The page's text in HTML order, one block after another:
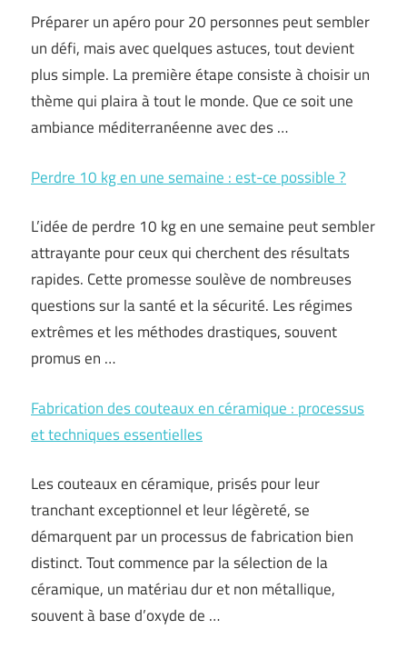
Préparer un apéro pour 20 personnes peut sembler
un défi, mais avec quelques astuces, tout devient
plus simple. La première étape consiste à choisir un
thème qui plaira à tout le monde. Que ce soit une
ambiance méditerranéenne avec des …
Perdre 10 kg en une semaine : est-ce possible ?
L’idée de perdre 10 kg en une semaine peut sembler
attrayante pour ceux qui cherchent des résultats
rapides. Cette promesse soulève de nombreuses
questions sur la santé et la sécurité. Les régimes
extrêmes et les méthodes drastiques, souvent
promus en …
Fabrication des couteaux en céramique : processus
et techniques essentielles
Les couteaux en céramique, prisés pour leur
tranchant exceptionnel et leur légèreté, se
démarquent par un processus de fabrication bien
distinct. Tout commence par la sélection de la
céramique, un matériau dur et non métallique,
souvent à base d’oxyde de …